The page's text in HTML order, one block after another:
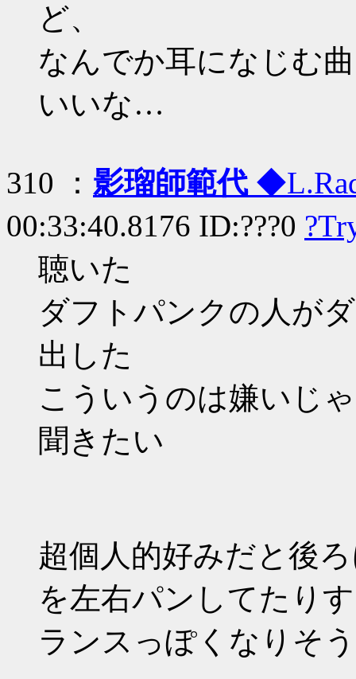
ど、
なんでか耳になじむ
いいな…
310 ： 影瑠師範代
00:33:40.8176 ID:???0
聴いた
ダフトパンクの人が
出した
こういうのは嫌いじ
聞きたい
超個人的好みだと後
を左右パンしてたり
ランスっぽくなりそ